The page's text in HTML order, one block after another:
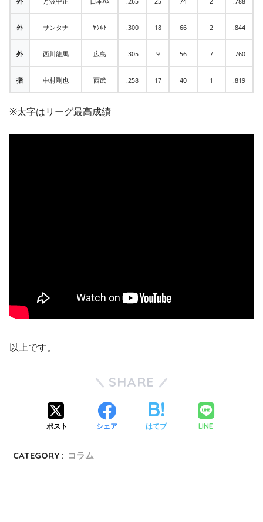
外 サンタナ ﾔｸﾙﾄ .300 18 66 2 .844
外 西川龍馬 広島 .305 9 56 7 .760
指 中村剛也 西武 .258 17 40 1 .819
※太字はリーグ最高成績
以上です。
SHARE
ポスト シェア はてブ LINE
CATEGORY : コラム